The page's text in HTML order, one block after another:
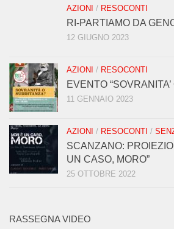
AZIONI / RESOCONTI
RI-PARTIAMO DA
12 GIUGNO 2023
AZIONI / RESOCONTI
EVENTO
11 GENNAIO 2023
AZIONI / RESOCONTI /
SCANZANO:
UN CASO, MORO”
25 OTTOBRE 2022
RASSEGNA VIDEO